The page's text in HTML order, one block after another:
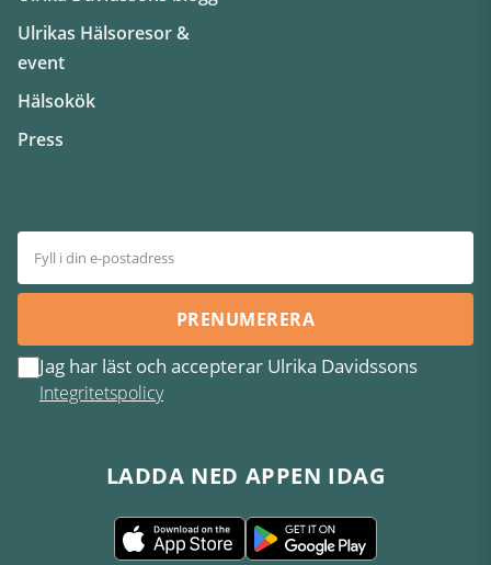
Ulrikas Hälsoresor &
event
Hälsokök
Press
PRENUMERERA
Jag har läst och accepterar Ulrika Davidssons
Integritetspolicy
LADDA NED APPEN IDAG